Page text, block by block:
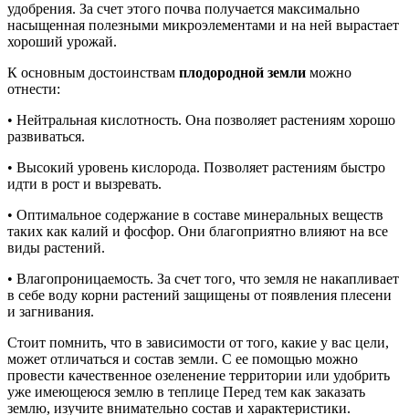
удобрения. За счет этого почва получается максимально
насыщенная полезными микроэлементами и на ней вырастает
хороший урожай.
К основным достоинствам плодородной земли можно
отнести:
• Нейтральная кислотность. Она позволяет растениям хорошо
развиваться.
• Высокий уровень кислорода. Позволяет растениям быстро
идти в рост и вызревать.
• Оптимальное содержание в составе минеральных веществ
таких как калий и фосфор. Они благоприятно влияют на все
виды растений.
• Влагопроницаемость. За счет того, что земля не накапливает
в себе воду корни растений защищены от появления плесени
и загнивания.
Стоит помнить, что в зависимости от того, какие у вас цели,
может отличаться и состав земли. С ее помощью можно
провести качественное озеленение территории или удобрить
уже имеющеюся землю в теплице Перед тем как заказать
землю, изучите внимательно состав и характеристики.